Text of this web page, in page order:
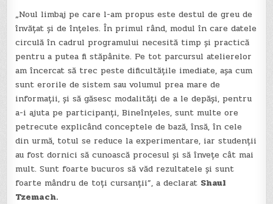
„Noul limbaj pe care l-am propus este destul de greu de
învățat și de înțeles. În primul rând, modul în care datele
circulă în cadrul programului necesită timp și practică
pentru a putea fi stăpânite. Pe tot parcursul atelierelor
am încercat să trec peste dificultățile imediate, așa cum
sunt erorile de sistem sau volumul prea mare de
informații, și să găsesc modalități de a le depăși, pentru
a-i ajuta pe participanți, Bineînțeles, sunt multe ore
petrecute explicând conceptele de bază, însă, în cele
din urmă, totul se reduce la experimentare, iar studenții
au fost dornici să cunoască procesul și să învețe cât mai
mult. Sunt foarte bucuros să văd rezultatele și sunt
foarte mândru de toți cursanții”, a declarat Shaul
Tzemach.